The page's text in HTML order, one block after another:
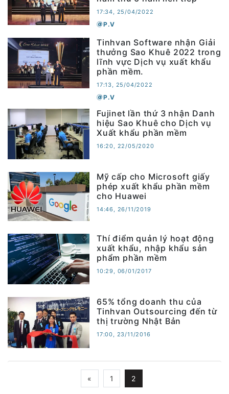
17:34, 25/04/2022
P.V
Tinhvan Software nhận Giải
thưởng Sao Khuê 2022 trong
lĩnh vực Dịch vụ xuất khẩu
phần mềm.
17:13, 25/04/2022
P.V
Fujinet lần thứ 3 nhận Danh
hiệu Sao Khuê cho Dịch vụ
Xuất khẩu phần mềm
16:20, 22/05/2020
Mỹ cấp cho Microsoft giấy
phép xuất khẩu phần mềm
cho Huawei
14:46, 26/11/2019
Thí điểm quản lý hoạt động
xuất khẩu, nhập khẩu sản
phẩm phần mềm
10:29, 06/01/2017
65% tổng doanh thu của
Tinhvan Outsourcing đến từ
thị trường Nhật Bản
17:00, 23/11/2016
« 1 2